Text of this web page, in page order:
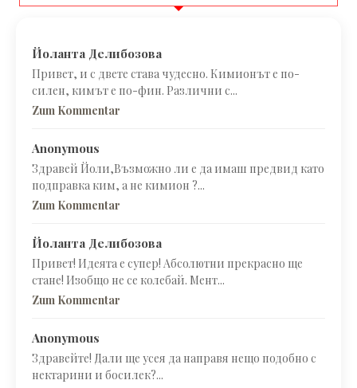
Йоланта Делибозова
Привет, и с двете става чудесно. Кимионът е по-
силен, кимът е по-фин. Различни с...
Zum Kommentar
Anonymous
Здравей Йоли,Възможно ли е да имаш предвид като
подправка ким, а не кимион ?...
Zum Kommentar
Йоланта Делибозова
Привет! Идеята е супер! Абсолютни прекрасно ще
стане! Изобщо не се колебай. Мент...
Zum Kommentar
Anonymous
Здравейте! Дали ще усея да направя нещо подобно с
нектарини и босилек?...